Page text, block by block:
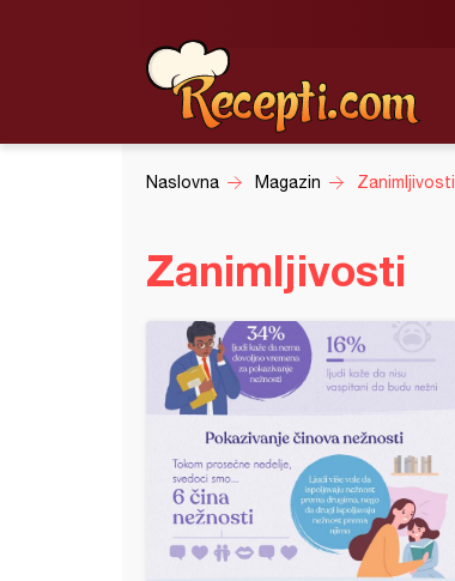
Naslovna Magazin Zanimljivosti
Zanimljivosti
konkurs: Meggle neutralna pavlaka za kuvanje